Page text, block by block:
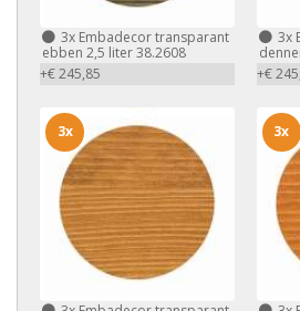
3x Embadecor transparant
ebben 2,5 liter 38.2608
+€ 245,85
3x
+€
3x 3x